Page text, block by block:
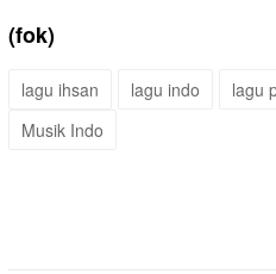
(fok)
lagu ihsan lagu indo lagu
Musik Indo